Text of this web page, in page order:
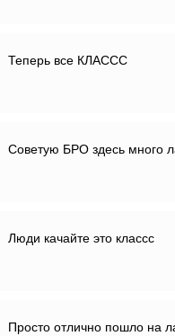
Теперь все КЛАССС
Советую БРО здесь много
Люди качайте это классс
Просто отлично пошло на